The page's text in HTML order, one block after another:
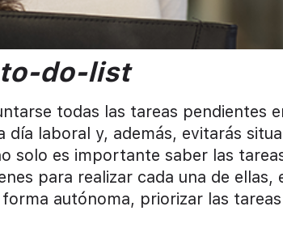
to-do-list
todas las tareas pendientes
día laboral y, además, evitarás
solo es importante saber las
para realizar cada una de ellas,
autónoma, priorizar las